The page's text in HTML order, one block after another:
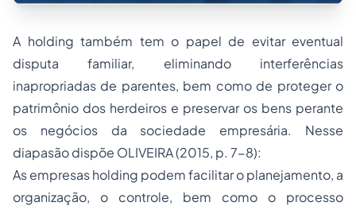
A holding também tem o papel de evitar eventual
disputa familiar, eliminando interferências
inapropriadas de parentes, bem como de proteger o
patrimônio dos herdeiros e preservar os bens perante
os negócios da sociedade empresária. Nesse
diapasão dispõe OLIVEIRA (2015, p. 7-8):
As empresas holding podem facilitar o planejamento, a
organização, o controle, bem como o processo